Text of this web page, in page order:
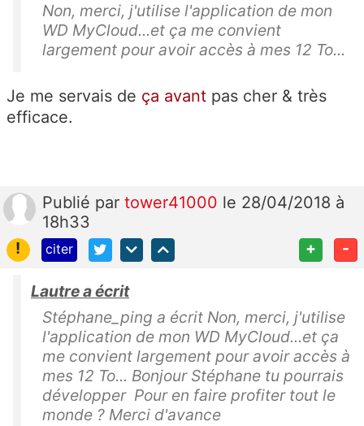
Non, merci, j'utilise l'application de mon
WD MyCloud...et ça me convient
largement pour avoir accès à mes 12 To...
Je me servais de ça avant pas cher & très
efficace.
Publié par tower41000 le 28/04/2018 à
18h33
!
citer + -
Lautre a écrit
Stéphane_ping a écrit Non, merci, j'utilise
l'application de mon WD MyCloud...et ça
me convient largement pour avoir accès à
mes 12 To... Bonjour Stéphane tu pourrais
développer Pour en faire profiter tout le
monde ? Merci d'avance